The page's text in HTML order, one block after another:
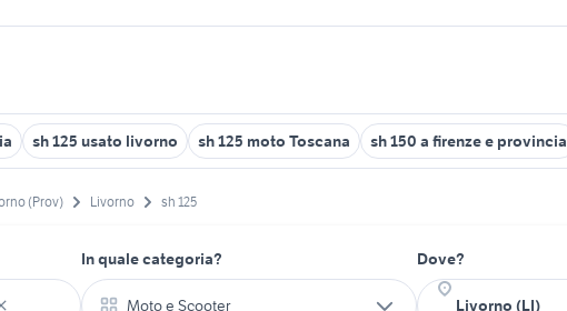
sh 125 usato livorno sh 125 moto Toscana sh 150 a firenze e provincia
(Prov) Livorno sh 125
In quale categoria?
Moto e Scooter
Dove?